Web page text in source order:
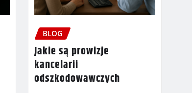
BLOG
Jakie są prowizje
kancelarii
odszkodowawczych